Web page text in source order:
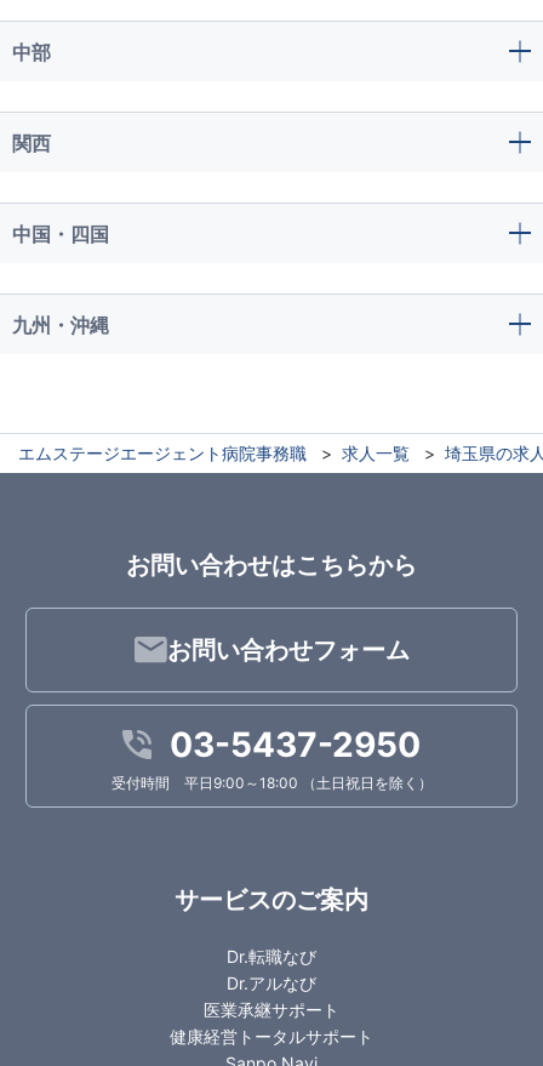
中部
関西
中国・四国
九州・沖縄
エムステージエージェント病院事務職 求人一覧 埼玉県の求
お問い合わせはこちらから
お問い合わせフォーム
03-5437-2950
受付時間 平日9:00～18:00 （土日祝日を除く）
サービスのご案内
Dr.転職なび
Dr.アルなび
医業承継サポート
健康経営トータルサポート